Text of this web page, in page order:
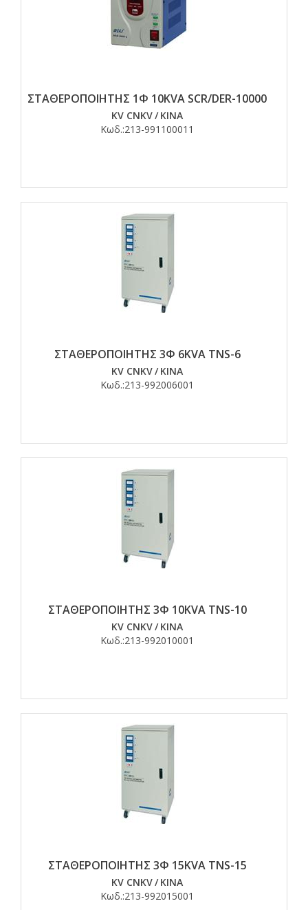
ΣΤΑΘΕΡΟΠΟΙΗΤΗΣ 1Φ 10KVA SCR/DER-10000
KV CNKV/ ΚΙΝΑ
Κωδ.:213-991100011
ΣΤΑΘΕΡΟΠΟΙΗΤΗΣ 3Φ 6KVA TNS-6
KV CNKV/ ΚΙΝΑ
Κωδ.:213-992006001
ΣΤΑΘΕΡΟΠΟΙΗΤΗΣ 3Φ 10KVA TNS-10
KV CNKV/ ΚΙΝΑ
Κωδ.:213-992010001
ΣΤΑΘΕΡΟΠΟΙΗΤΗΣ 3Φ 15KVA TNS-15
KV CNKV/ ΚΙΝΑ
Κωδ.:213-992015001